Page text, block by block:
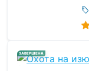
ЗАВЕРШЕНА